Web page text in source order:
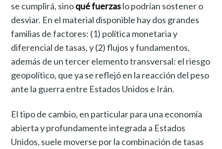
se cumplirá, sinoqué fuerzaslo podrían sostener o
desviar. En el material disponible hay dos grandes
familias de factores: (1) política monetaria y
diferencial de tasas, y (2) flujos y fundamentos,
además de un tercer elemento transversal: el riesgo
geopolítico, que ya se reflejó en la reacción del peso
ante la guerra entre Estados Unidos e Irán.
El tipo de cambio, en particular para una economía
abierta y profundamente integrada a Estados
Unidos, suele moverse por la combinación de tasas